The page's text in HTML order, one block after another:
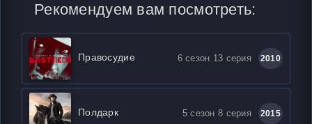
Рекомендуем вам посмотреть:
Правосудие 6 сезон 13 серия 2010
Полдарк 5 сезон 8 серия 2015